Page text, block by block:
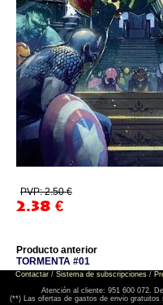
PVP: 2.50 €
2.38 €
Producto anterior
TORMENTA #01
Contactar/ Sistema de subscripciones/
Atención al cliente: 951 600 072.
(**) Las ofertas de gastos de envio